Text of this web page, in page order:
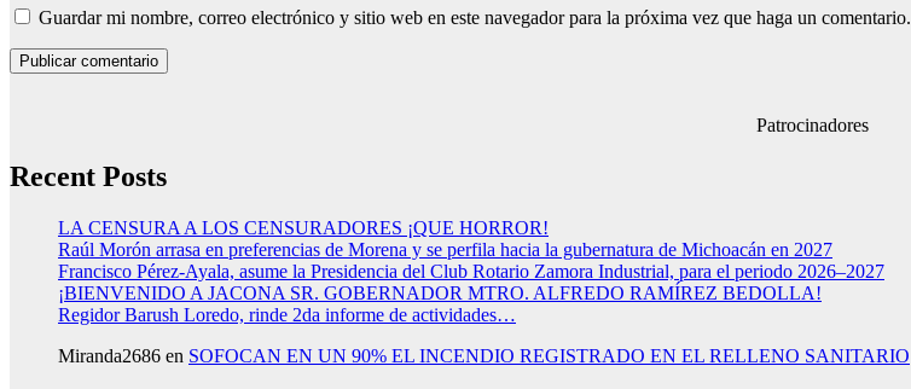
Guardar mi nombre, correo electrónico y sitio web en este navegador para la próxima vez que haga un comentario.
Patrocinadores
Recent Posts
LA CENSURA A LOS CENSURADORES ¡QUE HORROR!
Raúl Morón arrasa en preferencias de Morena y se perfila hacia la gubernatura de Michoacán en 2027
Francisco Pérez-Ayala, asume la Presidencia del Club Rotario Zamora Industrial, para el periodo 2026–2027
¡BIENVENIDO A JACONA SR. GOBERNADOR MTRO. ALFREDO RAMÍREZ BEDOLLA!
Regidor Barush Loredo, rinde 2da informe de actividades…
Miranda2686 en SOFOCAN EN UN 90% EL INCENDIO REGISTRADO EN EL RELLENO SANITARIO